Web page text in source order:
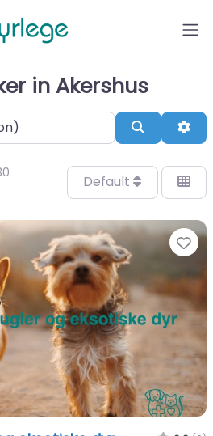
in Akershus
Search
Default